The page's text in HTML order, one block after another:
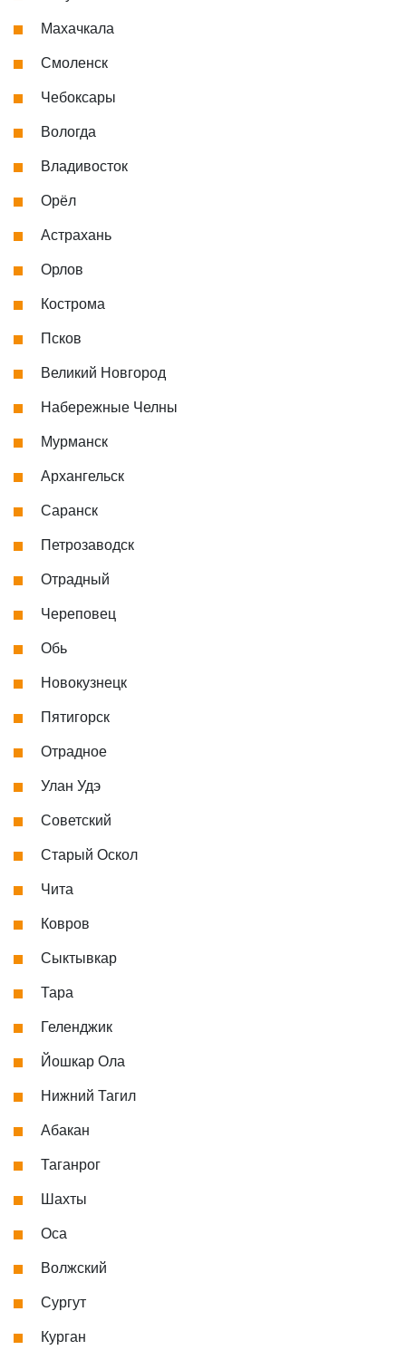
Махачкала
Смоленск
Чебоксары
Вологда
Владивосток
Орёл
Астрахань
Орлов
Кострома
Псков
Великий Новгород
Набережные Челны
Мурманск
Архангельск
Саранск
Петрозаводск
Отрадный
Череповец
Обь
Новокузнецк
Пятигорск
Отрадное
Улан Удэ
Советский
Старый Оскол
Чита
Ковров
Сыктывкар
Тара
Геленджик
Йошкар Ола
Нижний Тагил
Абакан
Таганрог
Шахты
Оса
Волжский
Сургут
Курган